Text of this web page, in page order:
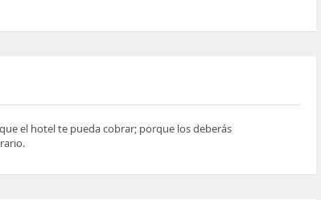
el hotel te pueda cobrar; porque los deberás